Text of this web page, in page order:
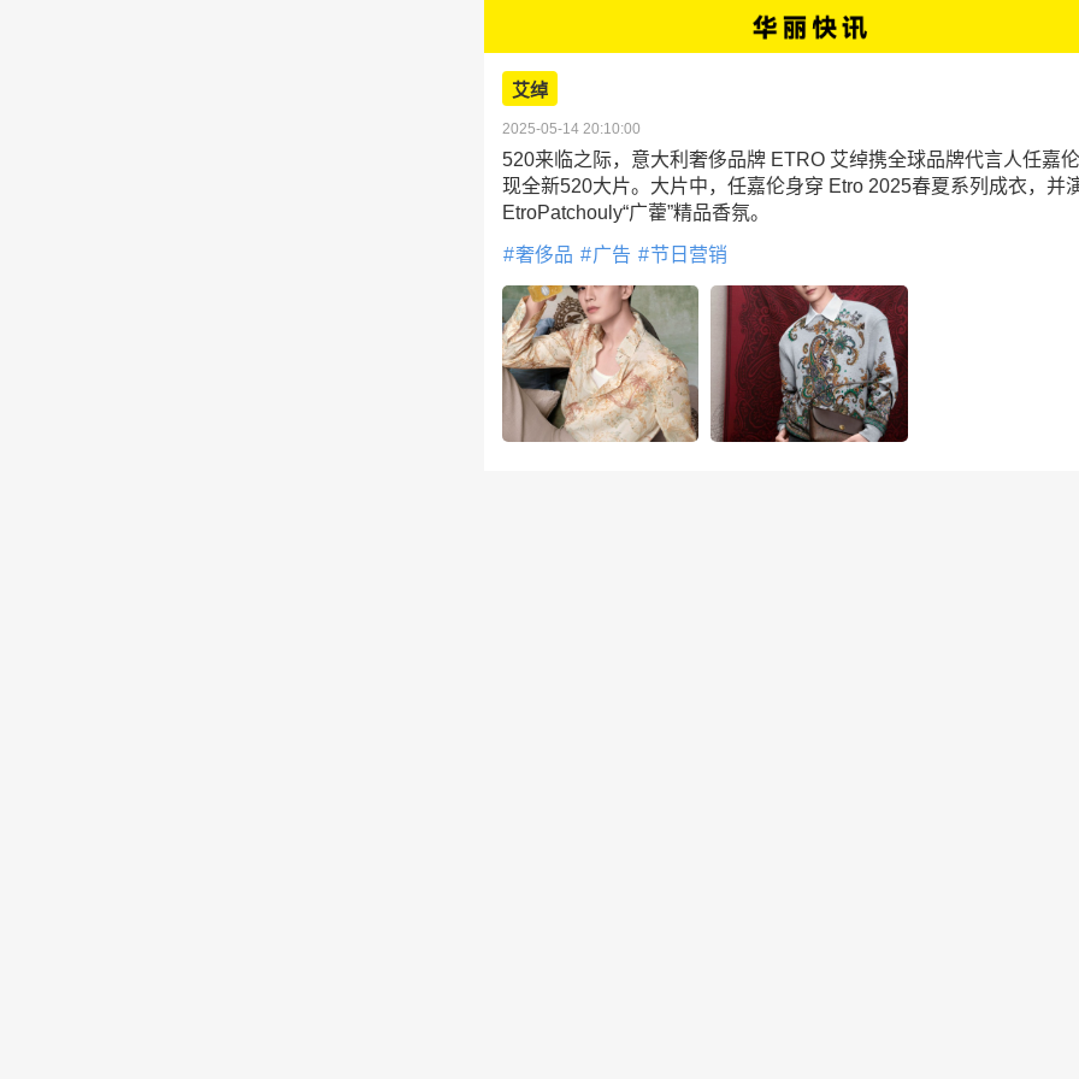
艾绰
2025-05-14 20:10:00
520来临之际，意大利奢侈品牌 ETRO 艾绰携全球品牌代言人任嘉
现全新520大片。大片中，任嘉伦身穿 Etro 2025春夏系列成衣，并
EtroPatchouly“广藿”精品香氛。
奢侈品 广告 节日营销